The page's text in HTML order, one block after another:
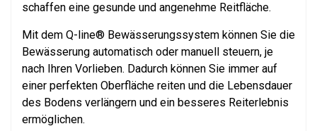
schaffen eine gesunde und angenehme Reitfläche.
Mit dem Q-line® Bewässerungssystem können Sie die
Bewässerung automatisch oder manuell steuern, je
nach Ihren Vorlieben. Dadurch können Sie immer auf
einer perfekten Oberfläche reiten und die Lebensdauer
des Bodens verlängern und ein besseres Reiterlebnis
ermöglichen.